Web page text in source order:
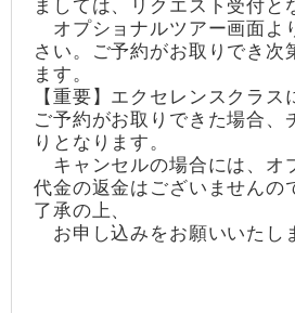
ましては、リクエスト受付と
オプショナルツアー画面よ
さい。ご予約がお取りでき次
ます。
【重要】エクセレンスクラス
ご予約がお取りできた場合、
りとなります。
キャンセルの場合には、オ
代金の返金はございませんの
了承の上、
お申し込みをお願いいたし